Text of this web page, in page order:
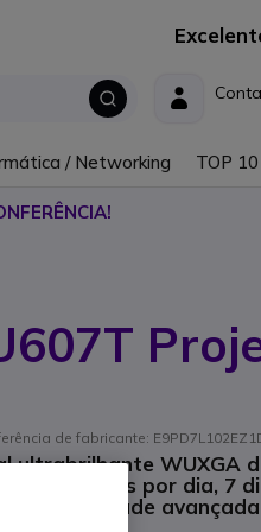
Conta
/ Networking TOP 10
de fabricante:
ultrabrilhante WUXGA
24 horas por dia, 7
conectividade